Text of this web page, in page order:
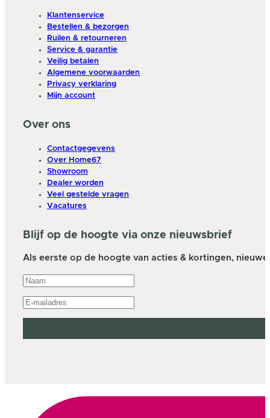
Klantenservice
Bestellen & bezorgen
Ruilen & retourneren
Service & garantie
Veilig betalen
Algemene voorwaarden
Privacy verklaring
Mijn account
Over ons
Contactgegevens
Over Home67
Showroom
Dealer worden
Veel gestelde vragen
Vacatures
Blijf op de hoogte via onze nieuwsbrief
Als eerste op de hoogte van acties & kortingen,